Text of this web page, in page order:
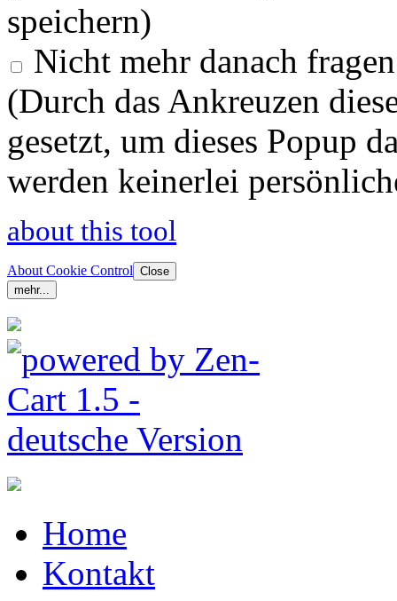
speichern)
Nicht mehr danach fragen
(Durch das Ankreuzen
gesetzt, um dieses Popup
werden keinerlei
about this tool
About Cookie Control Close
mehr...
Home
Kontakt